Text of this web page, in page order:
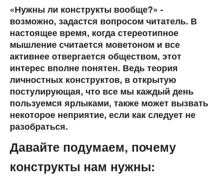
«Нужны ли конструкты вообще?» -
возможно, задастся вопросом читатель. В
настоящее время, когда стереотипное
мышление считается моветоном и все
активнее отвергается обществом, этот
интерес вполне понятен. Ведь теория
личностных конструктов, в открытую
постулирующая, что все мы каждый день
пользуемся ярлыками, также может вызвать
некоторое неприятие, если как следует не
разобраться.
Давайте подумаем, почему
конструкты нам нужны: